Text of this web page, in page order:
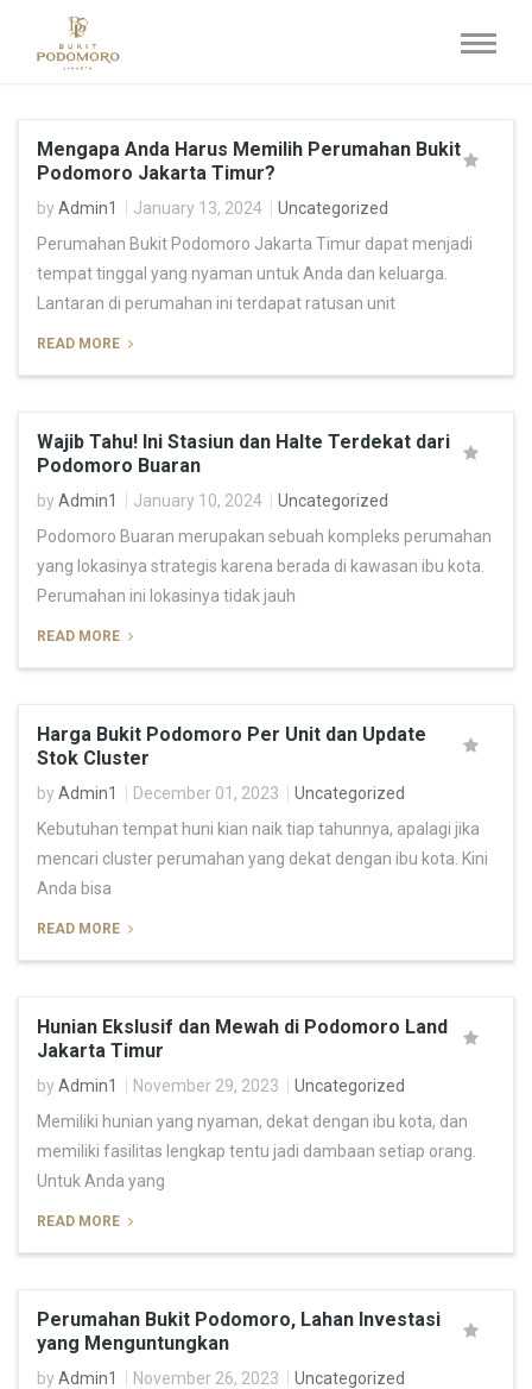
Mengapa Anda Harus Memilih Perumahan Bukit
Podomoro Jakarta Timur?
by Admin1 January 13, 2024
Uncategorized
Perumahan Bukit Podomoro Jakarta Timur dapat menjadi
tempat tinggal yang nyaman untuk Anda dan keluarga.
Lantaran di perumahan ini terdapat ratusan unit
READ MORE
Wajib Tahu! Ini Stasiun dan Halte Terdekat dari
Podomoro Buaran
by Admin1 January 10, 2024
Uncategorized
Podomoro Buaran merupakan sebuah kompleks perumahan
yang lokasinya strategis karena berada di kawasan ibu kota.
Perumahan ini lokasinya tidak jauh
READ MORE
Harga Bukit Podomoro Per Unit dan Update
Stok Cluster
by Admin1 December 01, 2023
Uncategorized
Kebutuhan tempat huni kian naik tiap tahunnya, apalagi jika
mencari cluster perumahan yang dekat dengan ibu kota. Kini
Anda bisa
READ MORE
Hunian Ekslusif dan Mewah di Podomoro Land
Jakarta Timur
by Admin1 November 29, 2023
Uncategorized
Memiliki hunian yang nyaman, dekat dengan ibu kota, dan
memiliki fasilitas lengkap tentu jadi dambaan setiap orang.
Untuk Anda yang
READ MORE
Perumahan Bukit Podomoro, Lahan Investasi
yang Menguntungkan
by Admin1 November 26, 2023
Uncategorized